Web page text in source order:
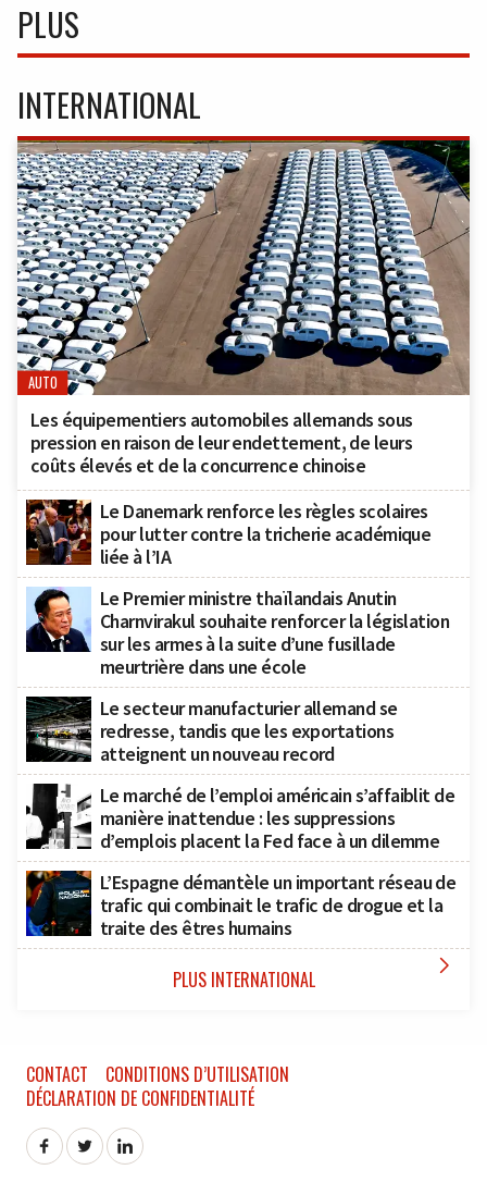
PLUS
INTERNATIONAL
AUTO
Les équipementiers automobiles allemands sous
pression en raison de leur endettement, de leurs
coûts élevés et de la concurrence chinoise
Le Danemark renforce les règles scolaires
pour lutter contre la tricherie académique
liée à l’IA
Le Premier ministre thaïlandais Anutin
Charnvirakul souhaite renforcer la législation
sur les armes à la suite d’une fusillade
meurtrière dans une école
Le secteur manufacturier allemand se
redresse, tandis que les exportations
atteignent un nouveau record
Le marché de l’emploi américain s’affaiblit de
manière inattendue : les suppressions
d’emplois placent la Fed face à un dilemme
L’Espagne démantèle un important réseau de
trafic qui combinait le trafic de drogue et la
traite des êtres humains
PLUS INTERNATIONAL 
CONTACT
CONDITIONS D’UTILISATION
DÉCLARATION DE CONFIDENTIALITÉ